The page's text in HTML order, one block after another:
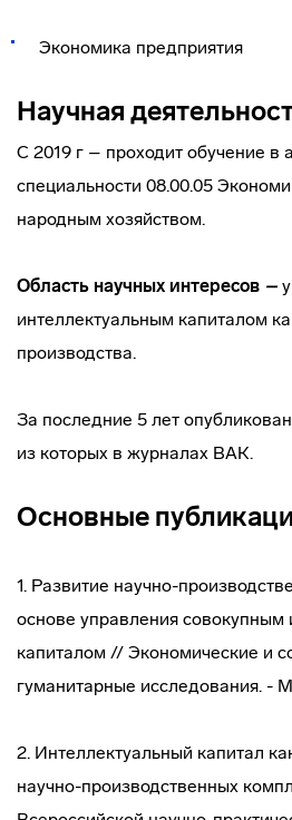
Экономика предприятия
Научная
С 2019 г – проходит обучение
специальности 08.00.05
народным хозяйством.
Область научных интересов –
интеллектуальным капиталом
производства.
За последние 5 лет
из которых в журналах ВАК.
Основные
1. Развитие научно-
основе управления совокупным
капиталом // Экономические и
гуманитарные исследования. -
2. Интеллектуальный капитал
научно-производственных